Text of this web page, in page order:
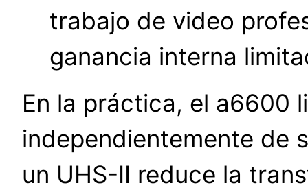
trabajo de video
ganancia interna
En la práctica, el a6600
independientemente de
un UHS-II reduce la